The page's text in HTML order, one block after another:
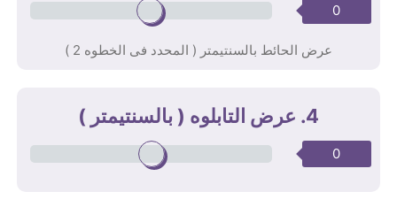
0
عرض الحائط بالسنتيمتر ( المحدد فى الخطوه 2 )
4. عرض التابلوه ( بالسنتيمتر )
0